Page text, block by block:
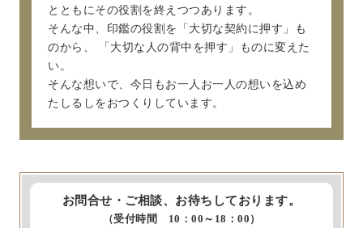
とともにその役割を終えつつあります。
そんな中、印鑑の役割を「大切な契約に押す」も
のから、
「大切な人の背中を押す」ものに変えた
い。
そんな想いで、今日もお一人お一人の想いを込め
たしるしをおつくりしています。
お問合せ・ご相談、お待ちしております。
（受付時間 10：00～18：00）